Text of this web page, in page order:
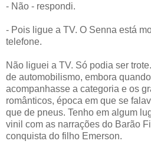
- Não - respondi.
- Pois ligue a TV. O Senna está
telefone.
Não liguei a TV. Só podia ser
de automobilismo, embora
acompanhasse a categoria e os
românticos, época em que se
que de pneus. Tenho em algum
vinil com as narrações do Barão
conquista do filho Emerson.